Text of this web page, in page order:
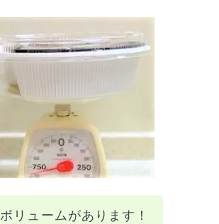
ボリュームがあります！